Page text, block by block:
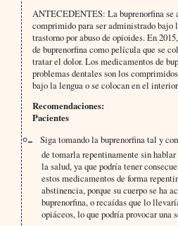
ANTECEDENTES: La buprenorfina se
comprimido para ser administrado bajo
trastorno por abuso de opioides. En
de buprenorfina como película que se
tratar el dolor. Los medicamentos de
problemas dentales son los
bajo la lengua o se colocan en el
Recomendaciones:
Pacientes
Siga tomando la buprenorfina tal y
de tomarla repentinamente sin
la salud, ya que podría tener
estos medicamentos de forma
abstinencia, porque su cuerpo se ha
buprenorfina, o recaídas que lo
opiáceos, lo que podría provocar una